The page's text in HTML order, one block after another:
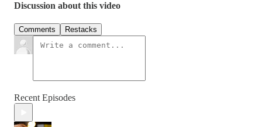
Discussion about this video
Comments Restacks
Recent Episodes